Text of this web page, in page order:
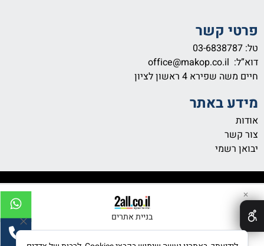
פרטי קשר
טל: 03-6838787
דוא”ל: office@makop.co.il
חיים משה שפירא 4
ראשון לציון
מידע באתר
אודות
צור קשר
יבואן רשמי
בניית אתרים
✕